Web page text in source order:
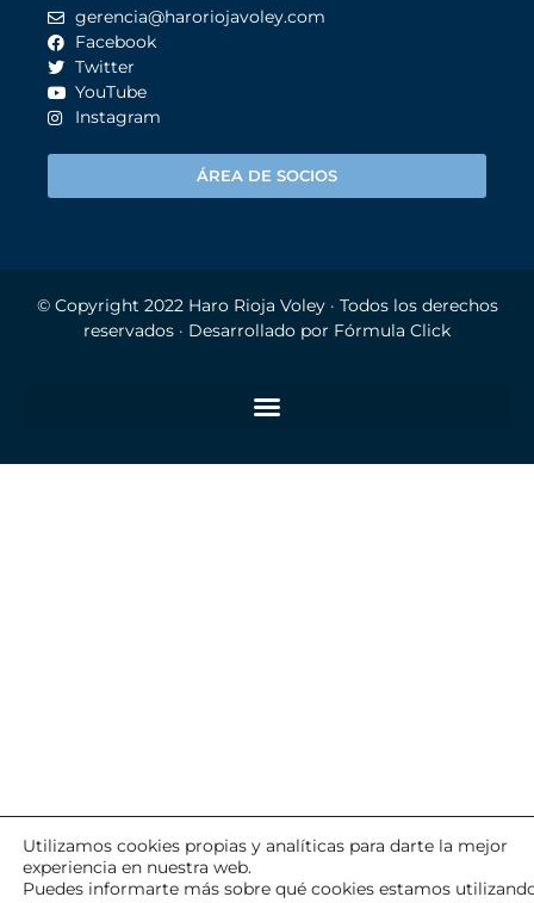
gerencia@haroriojavoley.com
Facebook
Twitter
YouTube
Instagram
ÁREA DE SOCIOS
© Copyright 2022 Haro Rioja Voley· Todos los derechos
reservados · Desarrollado por Fórmula Click
Utilizamos cookies propias y analíticas para darte la mejor
experiencia en nuestra web.
Puedes informarte más sobre qué cookies estamos